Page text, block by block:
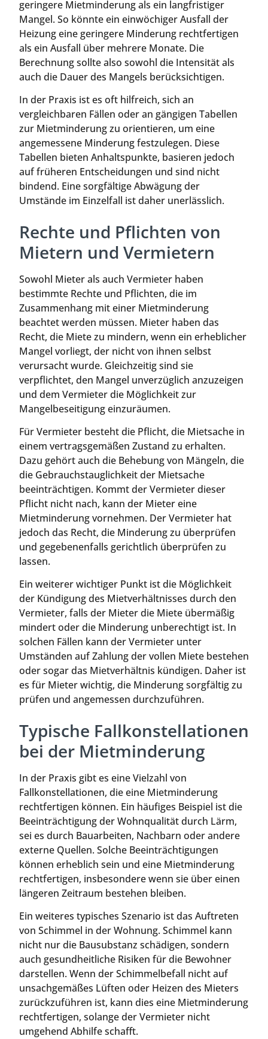
geringere Mietminderung als ein langfristiger
Mangel. So könnte ein einwöchiger Ausfall der
Heizung eine geringere Minderung rechtfertigen
als ein Ausfall über mehrere Monate. Die
Berechnung sollte also sowohl die Intensität als
auch die Dauer des Mangels berücksichtigen.
In der Praxis ist es oft hilfreich, sich an
vergleichbaren Fällen oder an gängigen Tabellen
zur Mietminderung zu orientieren, um eine
angemessene Minderung festzulegen. Diese
Tabellen bieten Anhaltspunkte, basieren jedoch
auf früheren Entscheidungen und sind nicht
bindend. Eine sorgfältige Abwägung der
Umstände im Einzelfall ist daher unerlässlich.
Rechte und Pflichten von
Mietern und Vermietern
Sowohl Mieter als auch Vermieter haben
bestimmte Rechte und Pflichten, die im
Zusammenhang mit einer Mietminderung
beachtet werden müssen. Mieter haben das
Recht, die Miete zu mindern, wenn ein erheblicher
Mangel vorliegt, der nicht von ihnen selbst
verursacht wurde. Gleichzeitig sind sie
verpflichtet, den Mangel unverzüglich anzuzeigen
und dem Vermieter die Möglichkeit zur
Mangelbeseitigung einzuräumen.
Für Vermieter besteht die Pflicht, die Mietsache in
einem vertragsgemäßen Zustand zu erhalten.
Dazu gehört auch die Behebung von Mängeln, die
die Gebrauchstauglichkeit der Mietsache
beeinträchtigen. Kommt der Vermieter dieser
Pflicht nicht nach, kann der Mieter eine
Mietminderung vornehmen. Der Vermieter hat
jedoch das Recht, die Minderung zu überprüfen
und gegebenenfalls gerichtlich überprüfen zu
lassen.
Ein weiterer wichtiger Punkt ist die Möglichkeit
der Kündigung des Mietverhältnisses durch den
Vermieter, falls der Mieter die Miete übermäßig
mindert oder die Minderung unberechtigt ist. In
solchen Fällen kann der Vermieter unter
Umständen auf Zahlung der vollen Miete bestehen
oder sogar das Mietverhältnis kündigen. Daher ist
es für Mieter wichtig, die Minderung sorgfältig zu
prüfen und angemessen durchzuführen.
Typische Fallkonstellationen
bei der Mietminderung
In der Praxis gibt es eine Vielzahl von
Fallkonstellationen, die eine Mietminderung
rechtfertigen können. Ein häufiges Beispiel ist die
Beeinträchtigung der Wohnqualität durch Lärm,
sei es durch Bauarbeiten, Nachbarn oder andere
externe Quellen. Solche Beeinträchtigungen
können erheblich sein und eine Mietminderung
rechtfertigen, insbesondere wenn sie über einen
längeren Zeitraum bestehen bleiben.
Ein weiteres typisches Szenario ist das Auftreten
von Schimmel in der Wohnung. Schimmel kann
nicht nur die Bausubstanz schädigen, sondern
auch gesundheitliche Risiken für die Bewohner
darstellen. Wenn der Schimmelbefall nicht auf
unsachgemäßes Lüften oder Heizen des Mieters
zurückzuführen ist, kann dies eine Mietminderung
rechtfertigen, solange der Vermieter nicht
umgehend Abhilfe schafft.